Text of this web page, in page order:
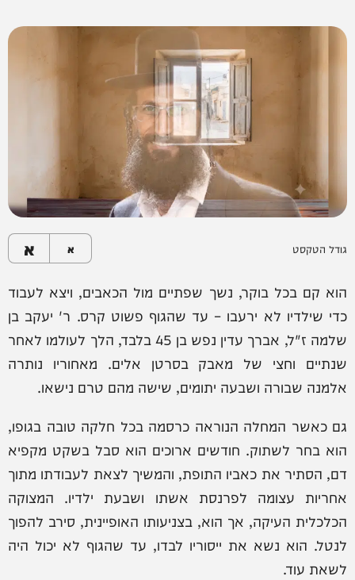
גודל הטקסט א א
הוא קם בכל בוקר, נשך שפתיים מול הכאבים, ויצא לעבוד
כדי שילדיו לא ירעבו – עד שהגוף פשוט קרס. ר' יעקב בן
שלמה ז"ל, אברך עדין נפש בן 45 בלבד, הלך לעולמו לאחר
שנתיים וחצי של מאבק בסרטן אלים. מאחוריו נותרה
אלמנה שבורה ושבעה יתומים, שישה מהם טרם נישאו.
גם כאשר המחלה הנוראה כרסמה בכל חלקה טובה בגופו,
הוא בחר לשתוק. חודשים ארוכים הוא סבל בשקט מקפיא
דם, הסתיר את כאביו התופת, והמשיך לצאת לעבודתו מתוך
אחריות עצומה לפרנסת אשתו ושבעת ילדיו. המצוקה
הכלכלית העיקה, אך הוא, בצניעותו האופיינית, סירב להפוך
לנטל. הוא נשא את ייסוריו לבדו, עד שהגוף לא יכול היה
לשאת עוד.